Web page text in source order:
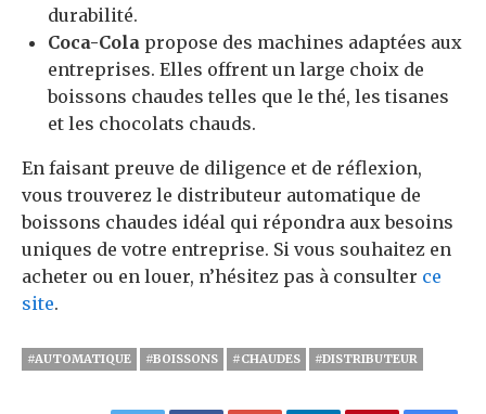
durabilité.
Coca-Cola propose des machines adaptées aux
entreprises. Elles offrent un large choix de
boissons chaudes telles que le thé, les tisanes
et les chocolats chauds.
En faisant preuve de diligence et de réflexion,
vous trouverez le distributeur automatique de
boissons chaudes idéal qui répondra aux besoins
uniques de votre entreprise. Si vous souhaitez en
acheter ou en louer, n’hésitez pas à consulter ce
site.
#AUTOMATIQUE #BOISSONS #CHAUDES #DISTRIBUTEUR